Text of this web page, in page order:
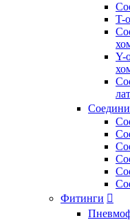
T-
Y-
Фитинги 